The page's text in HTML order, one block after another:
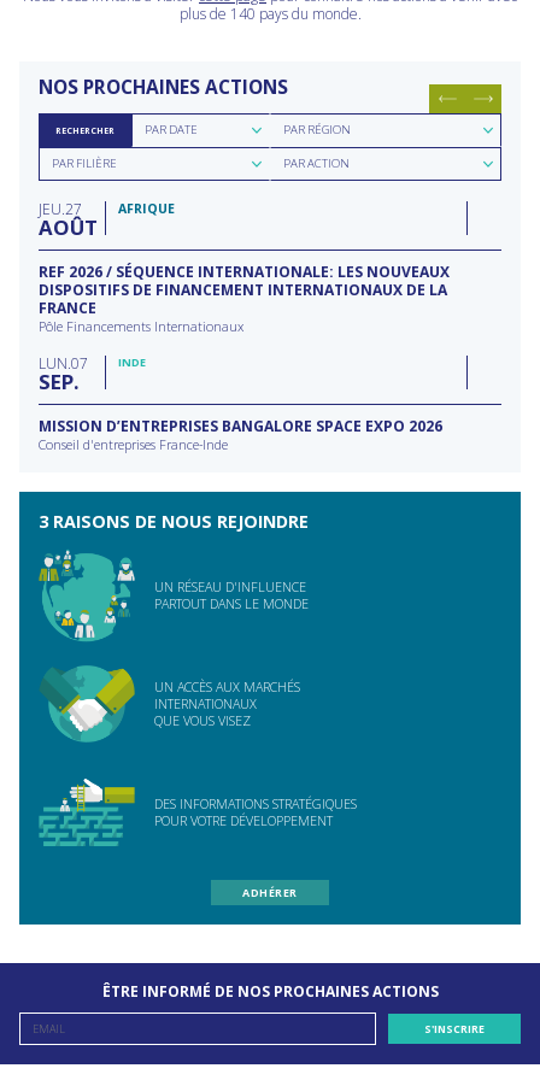
plus de 140 pays du monde.
NOS PROCHAINES ACTIONS
RECHERCHER
Rechercher
parPAR DATE
Rechercher
par
région
PAR RÉGION
Rechercher
parPAR FILIÈRE
Rechercher
parPAR ACTION
JEU 27
AOÛT
AFRIQUE
REF 2026 / SÉQUENCE INTERNATIONALE: LES NOUVEAUX
DISPOSITIFS DE FINANCEMENT INTERNATIONAUX DE LA
FRANCE
Pôle Financements Internationaux
LUN 07
SEP
INDE
MISSION D’ENTREPRISES BANGALORE SPACE EXPO 2026
Conseil d'entreprises France-Inde
3 RAISONS DE NOUS REJOINDRE
UN RÉSEAU D'INFLUENCE
PARTOUT DANS LE MONDE
UN ACCÈS AUX MARCHÉS
INTERNATIONAUX
QUE VOUS VISEZ
DES INFORMATIONS STRATÉGIQUES
POUR VOTRE DÉVELOPPEMENT
ADHÉRER
ÊTRE INFORMÉ DE NOS PROCHAINES ACTIONS